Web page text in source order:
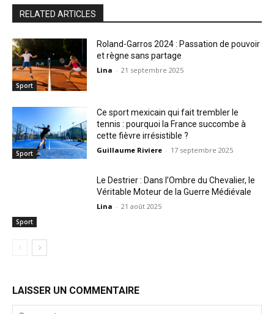
RELATED ARTICLES
Sport
Roland-Garros 2024 : Passation de pouvoir
et règne sans partage
Lina - 21 septembre 2025
Sport
Ce sport mexicain qui fait trembler le
tennis : pourquoi la France succombe à
cette fièvre irrésistible ?
Guillaume Riviere - 17 septembre 2025
Sport
Le Destrier : Dans l’Ombre du Chevalier, le
Véritable Moteur de la Guerre Médiévale
Lina - 21 août 2025
LAISSER UN COMMENTAIRE